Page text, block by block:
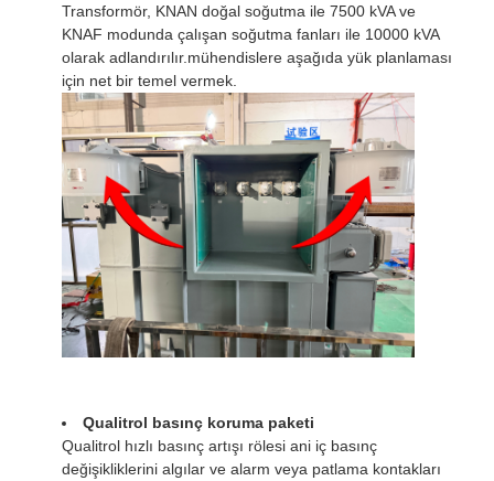
Transformör, KNAN doğal soğutma ile 7500 kVA ve
KNAF modunda çalışan soğutma fanları ile 10000 kVA
olarak adlandırılır.mühendislere aşağıda yük planlaması
için net bir temel vermek.
Qualitrol basınç koruma paketi
Qualitrol hızlı basınç artışı rölesi ani iç basınç
değişikliklerini algılar ve alarm veya patlama kontakları